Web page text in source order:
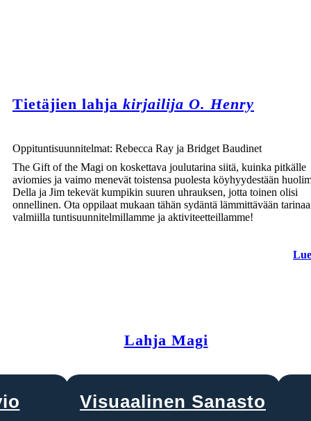
Tietäjien lahja kirjailija O. Henry
Oppituntisuunnitelmat: Rebecca Ray ja Bridget Baudinet
The Gift of the Magi on koskettava joulutarina siitä, kuinka pitkälle
aviomies ja vaimo menevät toistensa puolesta köyhyydestään
Della ja Jim tekevät kumpikin suuren uhrauksen, jotta toinen olisi
onnellinen. Ota oppilaat mukaan tähän sydäntä lämmittävään
valmiilla tuntisuunnitelmillamme ja aktiviteetteillamme!
Lahja Magi
Visuaalinen Sanasto